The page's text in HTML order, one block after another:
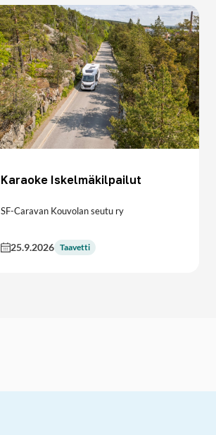
Karaoke Iskelmäkilpailut
SF-Caravan Kouvolan seutu ry
25.9.2026 Taavetti